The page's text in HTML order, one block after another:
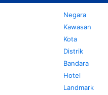
Negara
Kawasan
Kota
Distrik
Bandara
Hotel
Landmark